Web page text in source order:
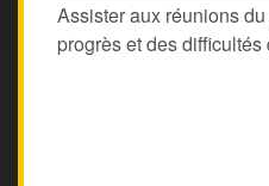
Assister aux réunions
progrès et des difficultés